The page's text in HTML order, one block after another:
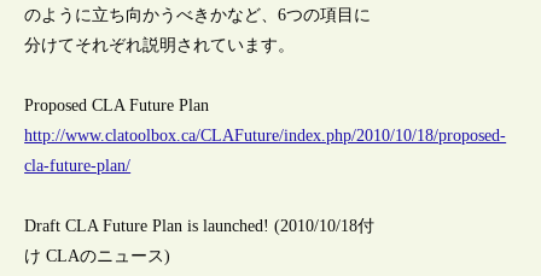
のように立ち向かうべきかなど、6つの項目に
分けてそれぞれ説明されています。
Proposed CLA Future Plan
http://www.clatoolbox.ca/CLAFuture/index.php/2010/10/18/proposed-
cla-future-plan/
Draft CLA Future Plan is launched! (2010/10/18付
け CLAのニュース)